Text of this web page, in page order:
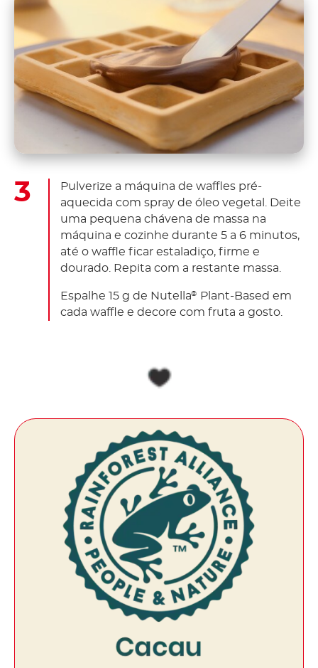
Pulverize a máquina de waffles pré-
aquecida com spray de óleo vegetal. Deite
uma pequena chávena de massa na
máquina e cozinhe durante 5 a 6 minutos,
até o waffle ficar estaladiço, firme e
dourado. Repita com a restante massa.
Espalhe 15 g de Nutella®
Plant-Based em
cada waffle e decore com fruta a gosto.